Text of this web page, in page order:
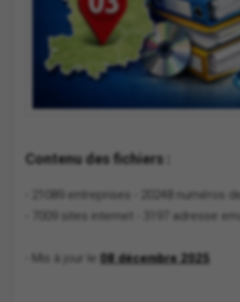
Contenu des fichiers :
- 21089 entreprises
- 20248 numéros
- 7009 sites internet
- 3197 adresse
- Mis à jour le 08 décembre 2025